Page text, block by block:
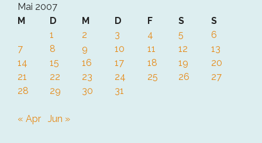
Mai 2007
M
D M D F S
S
1
2 3 4 5
6
7
8 9 10 11 12
13
14
15 16 17 18 19
20
21
22 23 24 25 26
27
28
29 30 31
« Apr Jun »